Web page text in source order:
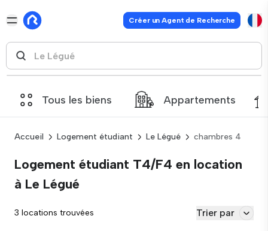
Créer un Agent de Recherche
Tous les biens Appartements
Accueil Logement étudiant Le Légué chambres 4
Logement étudiant T4/F4 en location
à Le Légué
3 locations trouvées Trier par